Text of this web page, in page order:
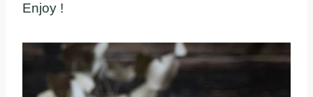
Enjoy !